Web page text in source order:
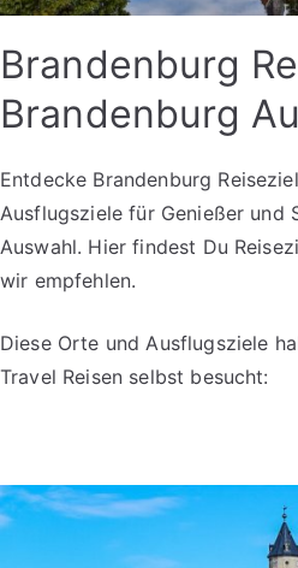
Brandenburg
Brandenburg
Entdecke Brandenburg
Ausflugsziele für Genießer und
Auswahl. Hier findest Du
wir empfehlen.
Diese Orte und Ausflugsziele
Travel Reisen selbst besucht: